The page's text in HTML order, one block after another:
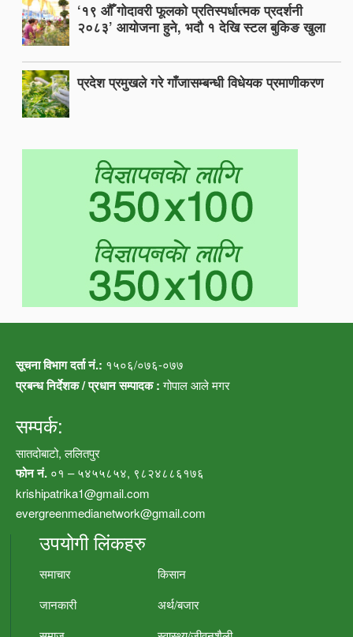
‘१९ औँ गोदावरी फूलको प्रतिस्पर्धात्मक प्रदर्शनी
२०८३’ आयोजना हुने, भदौ १ देखि स्टल बुकिङ खुला
प्रदेश प्रमुखले गरे गाँजासम्बन्धी विधेयक प्रमाणीकरण
सूचना विभाग दर्ता नं.: १५०६/०७६-०७७
प्रबन्ध निर्देशक / प्रधान सम्पादक :गोपाल आले मगर
सम्पर्क:
सातदोबाटो, ललितपुर
फोन नं. ०१ – ५४५५८५४, ९८२४८८६१७६
krishipatrika1@gmail.com
evergreenmedianetwork@gmail.com
उपयोगी लिंकहरु
समाचार
किसान
जानकारी
अर्थ/बजार